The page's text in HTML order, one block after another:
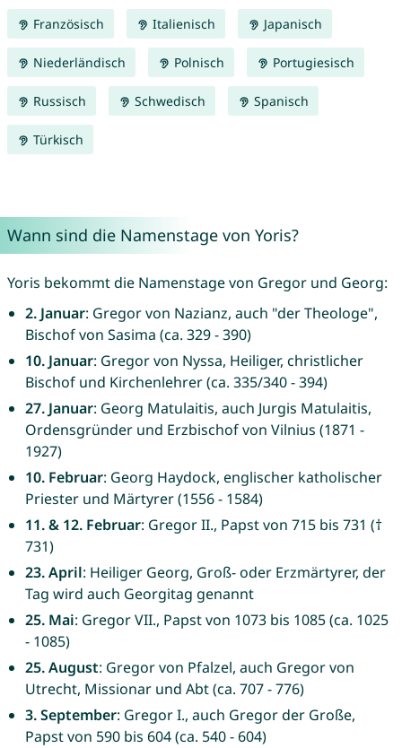
Französisch Italienisch Japanisch
Niederländisch Polnisch Portugiesisch
Russisch Schwedisch Spanisch
Türkisch
Wann sind die Namenstage von Yoris?
Yoris bekommt die Namenstage von Gregor und Georg:
2. Januar: Gregor von Nazianz, auch "der Theologe",
Bischof von Sasima (ca. 329 - 390)
10. Januar: Gregor von Nyssa, Heiliger, christlicher
Bischof und Kirchenlehrer (ca. 335/340 - 394)
27. Januar: Georg Matulaitis, auch Jurgis Matulaitis,
Ordensgründer und Erzbischof von Vilnius (1871 -
1927)
10. Februar: Georg Haydock, englischer katholischer
Priester und Märtyrer (1556 - 1584)
11. & 12. Februar: Gregor II., Papst von 715 bis 731 (†
731)
23. April: Heiliger Georg, Groß- oder Erzmärtyrer, der
Tag wird auch Georgitag genannt
25. Mai: Gregor VII., Papst von 1073 bis 1085 (ca. 1025
- 1085)
25. August: Gregor von Pfalzel, auch Gregor von
Utrecht, Missionar und Abt (ca. 707 - 776)
3. September: Gregor I., auch Gregor der Große,
Papst von 590 bis 604 (ca. 540 - 604)